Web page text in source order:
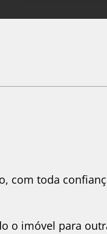
com toda
o imóvel para